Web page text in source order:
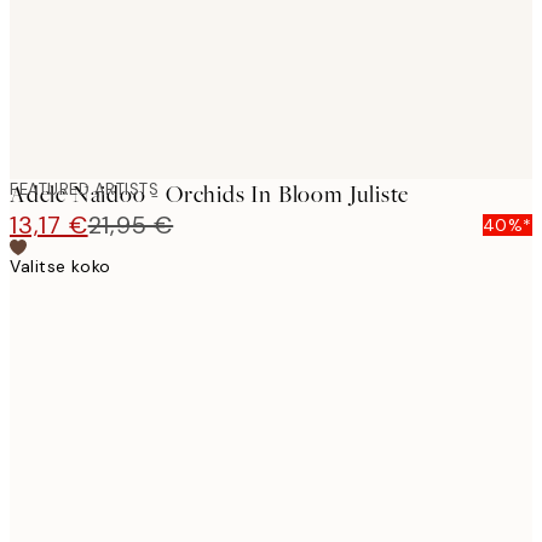
FEATURED ARTISTS
Adele Naidoo - Orchids In Bloom Juliste
13,17 €21,95 €
40%*
Valitse koko